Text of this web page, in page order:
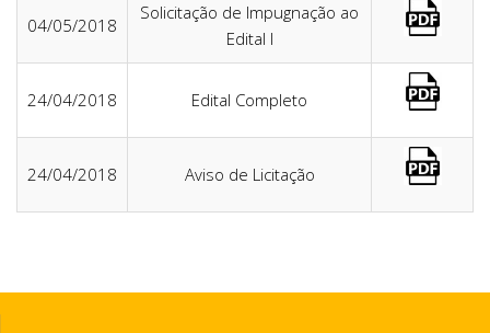
04/05/2018
Solicitação de Impugnação ao
Edital I
24/04/2018 Edital Completo
24/04/2018 Aviso de Licitação